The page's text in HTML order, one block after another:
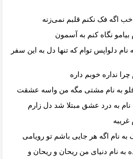
خب اگه فک نکنم قلبم نمی‌زنه
بیامو نگاه کنم به آسمون
نام دلواپس توام که تنها دل به این سفر
چرا نداره خوبم داره
به نام مشتی مگه من واسه عشقت
نام به درد عشق مبتلا شد دل زارم
غریبه
به نام اگه هر جایی باشم تو رویامی
به نام دنیای من ریحان و ریحان و